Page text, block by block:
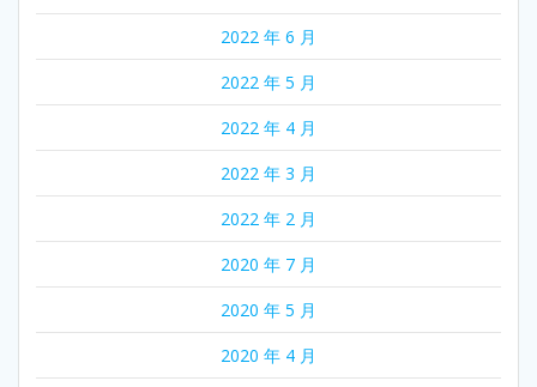
2022 年 6 月
2022 年 5 月
2022 年 4 月
2022 年 3 月
2022 年 2 月
2020 年 7 月
2020 年 5 月
2020 年 4 月